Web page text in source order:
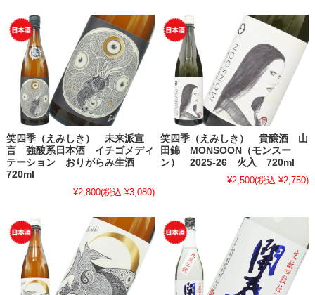
笑四季（えみしき） 未来派宣
言 強酸系日本酒 イチゴメディ
テーション おりがらみ生酒
720ml
¥2,800(税込 ¥3,080)
笑四季（えみしき） 貴醸酒 山
田錦 MONSOON（モンスー
ン） 2025-26 火入 720ml
¥2,500(税込 ¥2,750)